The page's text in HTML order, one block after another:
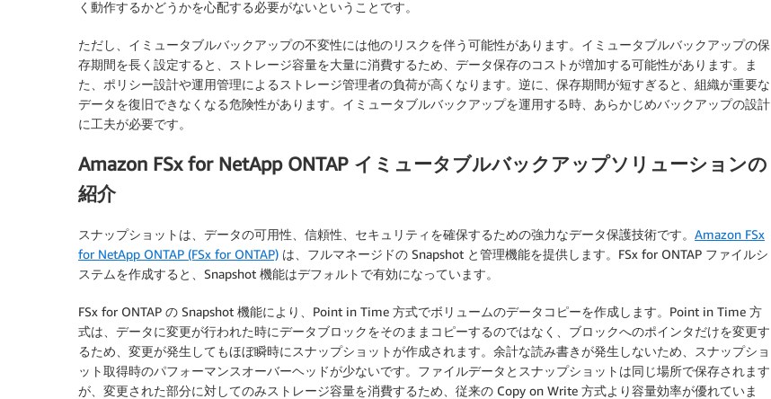
く動作するかどうかを心配する必要がないということです。
ただし、イミュータブルバックアップの不変性には他のリスクを伴う可能性があります。イミュータブルバックアップの保
存期間を長く設定すると、ストレージ容量を大量に消費するため、データ保存のコストが増加する可能性があります。ま
た、ポリシー設計や運用管理によるストレージ管理者の負荷が高くなります。逆に、保存期間が短すぎると、組織が重要な
データを復旧できなくなる危険性があります。イミュータブルバックアップを運用する時、あらかじめバックアップの設計
に工夫が必要です。
Amazon FSx for NetApp ONTAP イミュータブルバックアップソリューションの
紹介
スナップショットは、データの可用性、信頼性、セキュリティを確保するための強力なデータ保護技術です。 Amazon FSx
for NetApp ONTAP (FSx for ONTAP) は、フルマネージドの Snapshot と管理機能を提供します。FSx for ONTAP ファイルシ
ステムを作成すると、Snapshot 機能はデフォルトで有効になっています。
FSx for ONTAP の Snapshot 機能により、Point in Time 方式でボリュームのデータコピーを作成します。Point in Time 方
式は、データに変更が行われた時にデータブロックをそのままコピーするのではなく、ブロックへのポインタだけを変更す
るため、変更が発生してもほぼ瞬時にスナップショットが作成されます。余計な読み書きが発生しないため、スナップショ
ット取得時のパフォーマンスオーバーヘッドが少ないです。ファイルデータとスナップショットは同じ場所で保存されます
が、変更された部分に対してのみストレージ容量を消費するため、従来の Copy on Write 方式より容量効率が優れていま